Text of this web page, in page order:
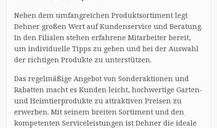
Neben dem umfangreichen Produktsortiment legt
Dehner großen Wert auf Kundenservice und Beratung.
In den Filialen stehen erfahrene Mitarbeiter bereit,
um individuelle Tipps zu geben und bei der Auswahl
der richtigen Produkte zu unterstützen.
Das regelmäßige Angebot von Sonderaktionen und
Rabatten macht es Kunden leicht, hochwertige Garten-
und Heimtierprodukte zu attraktiven Preisen zu
erwerben. Mit seinem breiten Sortiment und den
kompetenten Serviceleistungen ist Dehner die ideale